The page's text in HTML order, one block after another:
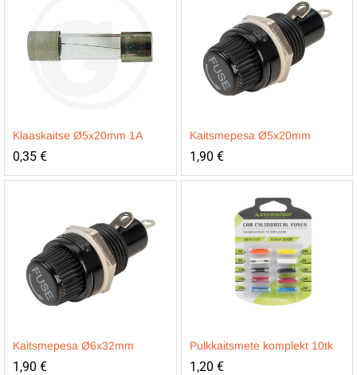
Klaaskaitse Ø5x20mm 1A
0,35 €
Kaitsmepesa Ø5x20mm
1,90 €
Kaitsmepesa Ø6x32mm
1,90 €
Pulkkaitsmete komplekt 10tk
1,20 €